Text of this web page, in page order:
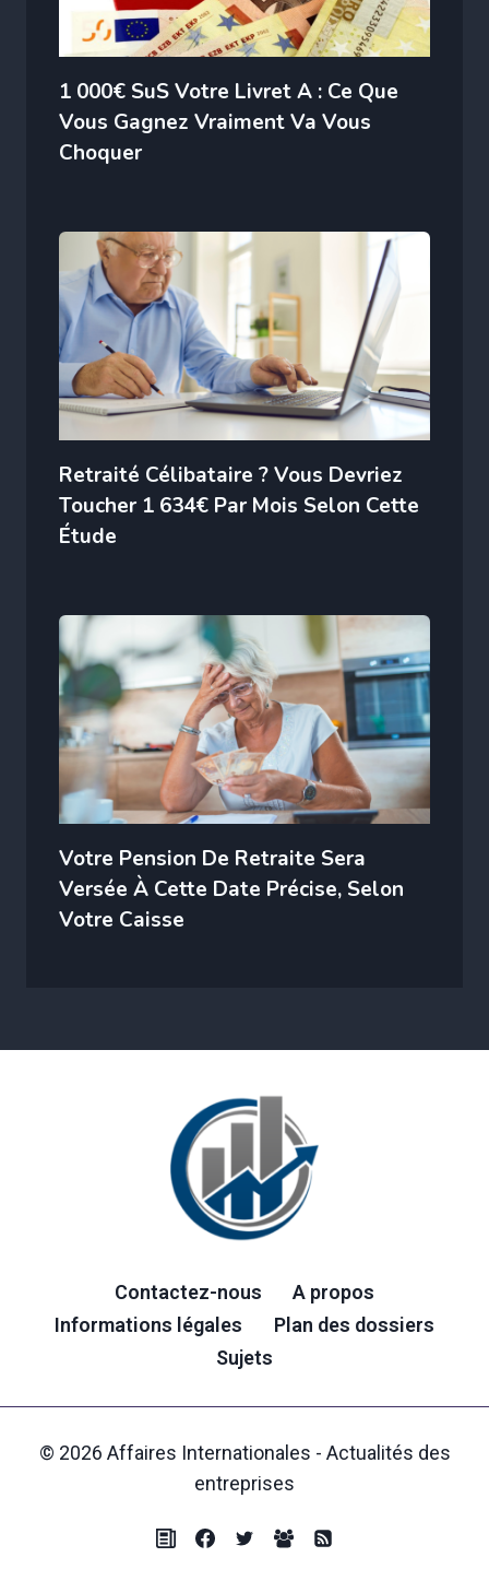
1 000€ SuS Votre Livret A : Ce Que
Vous Gagnez Vraiment Va Vous
Choquer
Retraité Célibataire ? Vous Devriez
Toucher 1 634€ Par Mois Selon Cette
Étude
Votre Pension De Retraite Sera
Versée À Cette Date Précise, Selon
Votre Caisse
Contactez-nous
A propos
Informations légales
Plan des dossiers
Sujets
© 2026 Affaires Internationales - Actualités des
entreprises